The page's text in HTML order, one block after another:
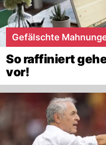
Gefälschte
So raffiniert
vor!